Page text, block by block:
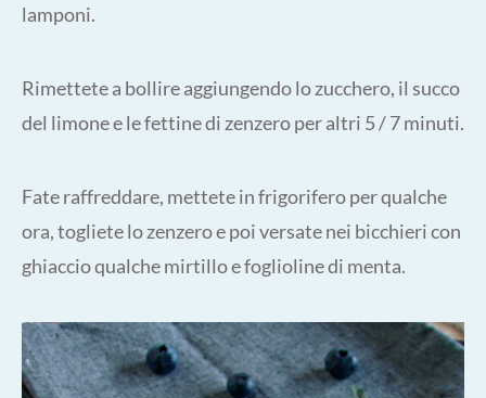
lamponi.
Rimettete a bollire aggiungendo lo zucchero, il succo
del limone e le fettine di zenzero per altri 5 / 7 minuti.
Fate raffreddare, mettete in frigorifero per qualche
ora, togliete lo zenzero e poi versate nei bicchieri con
ghiaccio qualche mirtillo e foglioline di menta.